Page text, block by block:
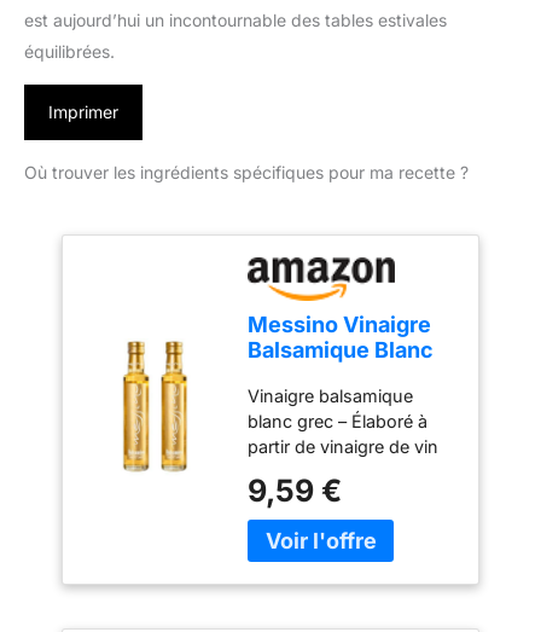
est aujourd’hui un incontournable des tables estivales
équilibrées.
Imprimer
Où trouver les ingrédients spécifiques pour ma recette ?
Messino Vinaigre
Balsamique Blanc
Grèce
Vinaigre balsamique
blanc grec – Élaboré à
partir de vinaigre de vin
raisin concentré, pour
une saveur délicate et
raffinée. Goût équilibré –
acidité plus douce que le
9,59 €